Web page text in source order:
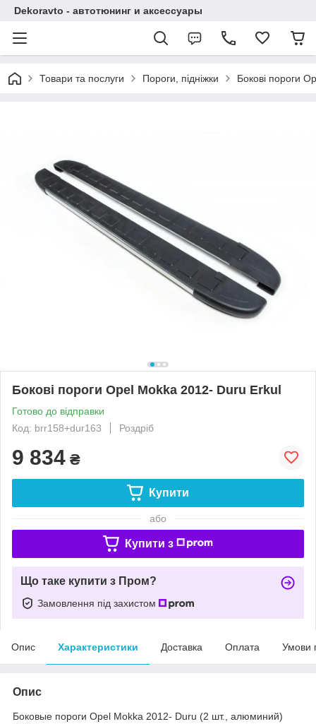
Dekoravto - автотюнинг и аксессуары
Товари та послуги Пороги, підніжки Бокові пороги
Бокові пороги Opel Mokka 2012- Duru Erkul
Готово до відправки
Код: brr158+dur163
Роздріб
9 834 ₴
Купити
або
Купити з
Що таке купити з Пром?
Замовлення під захистом
Опис Характеристики Доставка Оплата Умови
Опис
Боковые пороги Opel Mokka 2012- Duru (2 шт., алюминий)